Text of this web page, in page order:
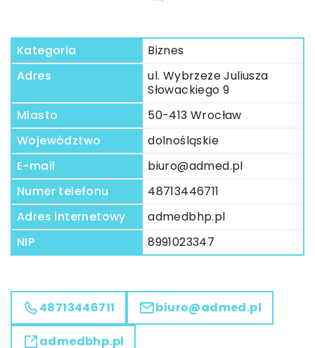
Kategoria
Biznes
Adres
ul. Wybrzeże Juliusza
Słowackiego 9
Miasto
50-413 Wrocław
Województwo
dolnośląskie
E-mail
biuro@admed.pl
Numer telefonu
48713446711
Adres internetowy
admedbhp.pl
NIP
8991023347
48713446711 biuro@admed.pl
admedbhp.pl